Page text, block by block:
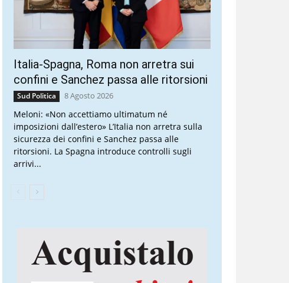
Italia-Spagna, Roma non arretra sui
confini e Sanchez passa alle ritorsioni
Sud Politica 8 Agosto 2026
Meloni: «Non accettiamo ultimatum né
imposizioni dall’estero» L’Italia non arretra sulla
sicurezza dei confini e Sanchez passa alle
ritorsioni. La Spagna introduce controlli sugli
arrivi...